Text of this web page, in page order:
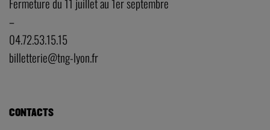
–
04.72.53.15.15
billetterie@tng-lyon.fr
CONTACTS